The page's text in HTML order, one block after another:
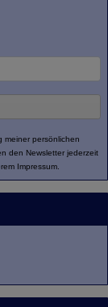
meiner persönlichen
den Newsletter jederzeit
Impressum.